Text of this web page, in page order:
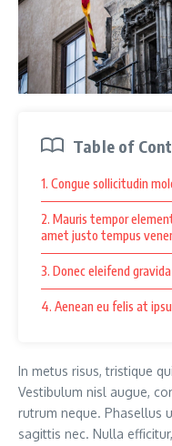
Table of
1. Congue sollicitudin
2. Mauris tempor
amet justo tempus
3. Donec eleifend
4. Aenean eu felis at
In metus risus, tristique
Vestibulum nisl augue,
rutrum neque. Phasellus
sagittis nec. Nulla